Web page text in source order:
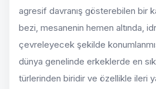
agresif davranış gösterebilen bir
bezi, mesanenin hemen altında,
çevreleyecek şekilde
dünya genelinde erkeklerde en
türlerinden biridir ve özellikle ileri